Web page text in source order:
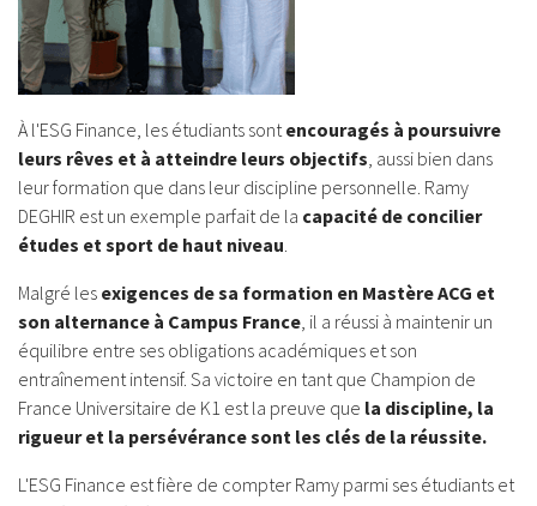
À l'ESG Finance, les étudiants sontencouragés à poursuivre
leurs rêves et à atteindre leurs objectifs, aussi bien dans
leur formation que dans leur discipline personnelle. Ramy
DEGHIR est un exemple parfait de la capacité de concilier
études et sport de haut niveau.
Malgré les exigences de sa formation en Mastère ACG et
son alternance à Campus France, il a réussi à maintenir un
équilibre entre ses obligations académiques et son
entraînement intensif. Sa victoire en tant que Champion de
France Universitaire de K1 est la preuve que la discipline, la
rigueur et la persévérance sont les clés de la réussite.
L'ESG Finance est fière de compter Ramy parmi ses étudiants et